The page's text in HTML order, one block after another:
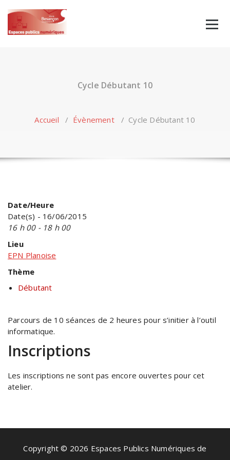
content
Cycle Débutant 10
Accueil / Évènement/ Cycle Débutant 10
Date/Heure
Date(s) - 16/06/2015
16 h 00 - 18 h 00
Lieu
EPN Planoise
Thème
Débutant
Parcours de 10 séances de 2 heures pour s’initier à l’outil
informatique.
Inscriptions
Les inscriptions ne sont pas encore ouvertes pour cet
atelier.
Copyright © 2026 Espaces Publics Numériques de